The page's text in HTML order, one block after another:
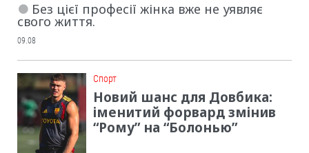
Без цієї професії жінка вже не уявляє
свого життя.
09.08
Cпорт
Новий шанс для Довбика:
іменитий форвард змінив
“Рому” на “Болонью”